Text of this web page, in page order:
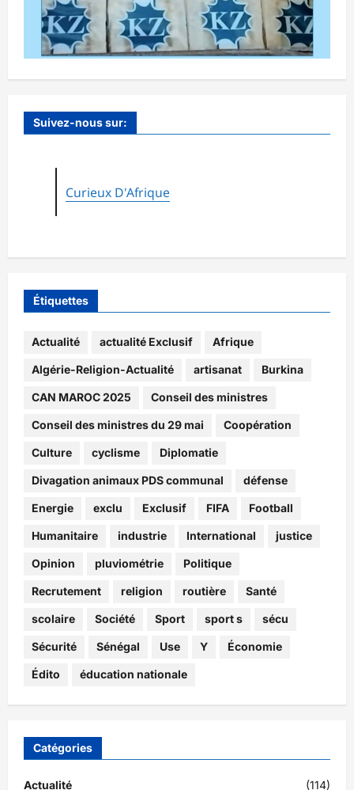
Suivez-nous sur:
Curieux D'Afrique
Étiquettes
Actualité actualité Exclusif Afrique
Algérie-Religion-Actualité artisanat Burkina
CAN MAROC 2025 Conseil des ministres
Conseil des ministres du 29 mai Coopération
Culture cyclisme Diplomatie
Divagation animaux PDS communal défense
Energie exclu Exclusif FIFA Football
Humanitaire industrie International justice
Opinion pluviométrie Politique
Recrutement religion routière Santé
scolaire Société Sport sport s sécu
Sécurité Sénégal Use Y Économie
Édito éducation nationale
Catégories
Actualité (114)